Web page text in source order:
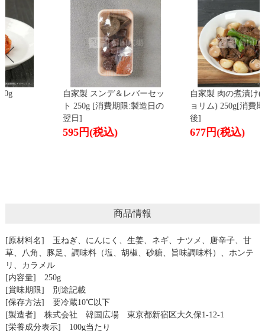
自家製 スンデ＆レバーセッ
ト 250g [消費期限:製造日の
(税込)
自家製 肉の煮漬け(ジャンジ
ョリム) 250g[消費期限:2日
(税込)
商品情報
[原材料名] 玉ねぎ、にんにく、生姜、ネギ、ナツメ、唐辛子、甘
草、八角、豚足、調味料（塩、胡椒、砂糖、旨味調味料）、ホンテ
リ、カラメル
[内容量] 250g
[賞味期限] 別途記載
[保存方法] 要冷蔵10℃以下
[製造者] 株式会社 韓国広場 東京都新宿区大久保1-12-1
[栄養成分表示] 100g当たり